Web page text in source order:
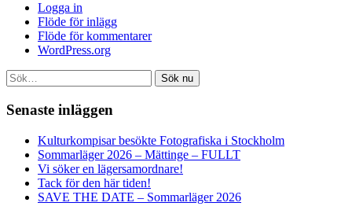
Logga in
Flöde för inlägg
Flöde för kommentarer
WordPress.org
Sök nu
Senaste inläggen
Kulturkompisar besökte Fotografiska i Stockholm
Sommarläger 2026 – Mättinge – FULLT
Vi söker en lägersamordnare!
Tack för den här tiden!
SAVE THE DATE – Sommarläger 2026